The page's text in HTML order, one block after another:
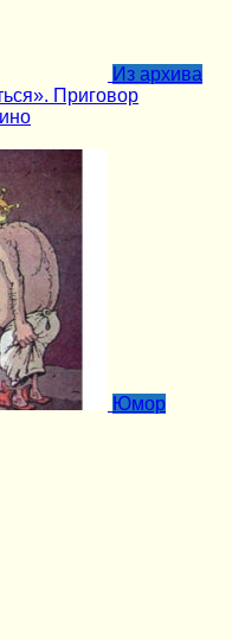
Из архива
Приговор
Юмор